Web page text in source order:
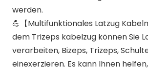
werden.
💪【Multifunktionales Latzug
dem Trizeps kabelzug können Sie
verarbeiten, Bizeps, Trizeps,
einexerzieren. Es kann Ihnen